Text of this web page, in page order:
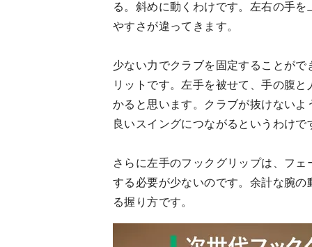
る。斜めに動くわけです。左右の手
やすさが違ってきます。
少ない力でクラブを固定することが
リットです。左手を被せて、手の腹
かると思います。クラブが抜けない
良いスイングにつながるというわけで
さらに左手のフックグリップは、フ
する必要が少ないのです。余計な腕
る握り方です。